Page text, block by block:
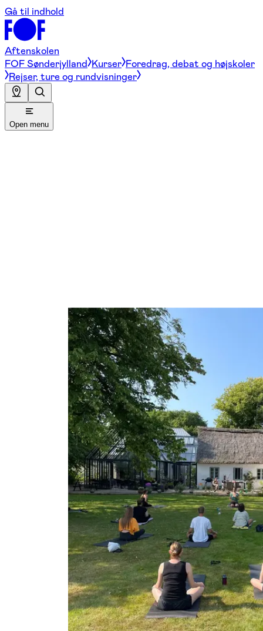
Gå til indhold
Aftenskolen
FOF Sønderjylland Kurser Foredrag, debat og højskoler
Rejser, ture og rundvisninger
Open menu